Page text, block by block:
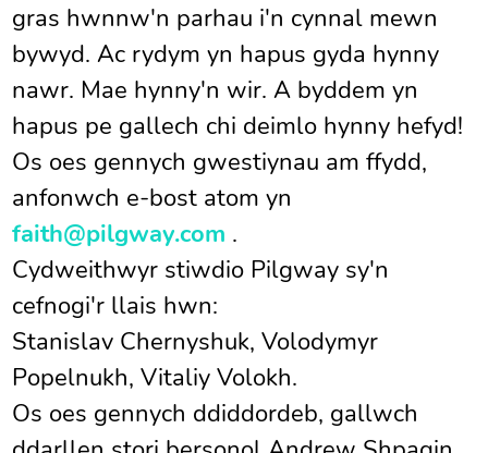
gras hwnnw'n parhau i'n cynnal mewn
bywyd. Ac rydym yn hapus gyda hynny
nawr. Mae hynny'n wir. A byddem yn
hapus pe gallech chi deimlo hynny hefyd!
Os oes gennych gwestiynau am ffydd,
anfonwch e-bost atom yn
faith@pilgway.com .
Cydweithwyr stiwdio Pilgway sy'n
cefnogi'r llais hwn:
Stanislav Chernyshuk, Volodymyr
Popelnukh, Vitaliy Volokh.
Os oes gennych ddiddordeb, gallwch